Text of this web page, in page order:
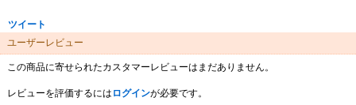
ツイート
ユーザーレビュー
この商品に寄せられたカスタマーレビューはまだありません。
レビューを評価するには ログインが必要です。